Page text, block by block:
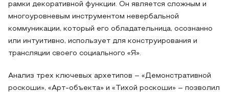
рамки декоративной функции. Он является сложным и
многоуровневым инструментом невербальной
коммуникации, который его обладательница, осознанно
или интуитивно, использует для конструирования и
трансляции своего социального «Я».
Анализ трех ключевых архетипов – «Демонстративной
роскоши», «Арт-объекта» и «Тихой роскоши» – позволил